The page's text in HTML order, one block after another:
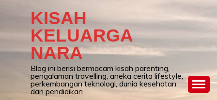
KISAH
KELUARGA
NARA
Blog ini berisi bermacam kisah parenting,
pengalaman travelling, aneka cerita lifestyle,
perkembangan teknologi, dunia kesehatan
dan pendidikan